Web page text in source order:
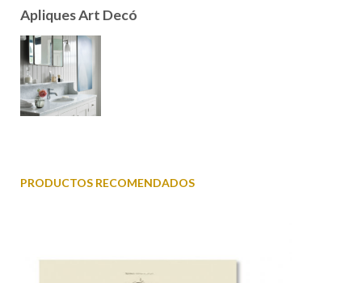
Apliques Art Decó
PRODUCTOS RECOMENDADOS